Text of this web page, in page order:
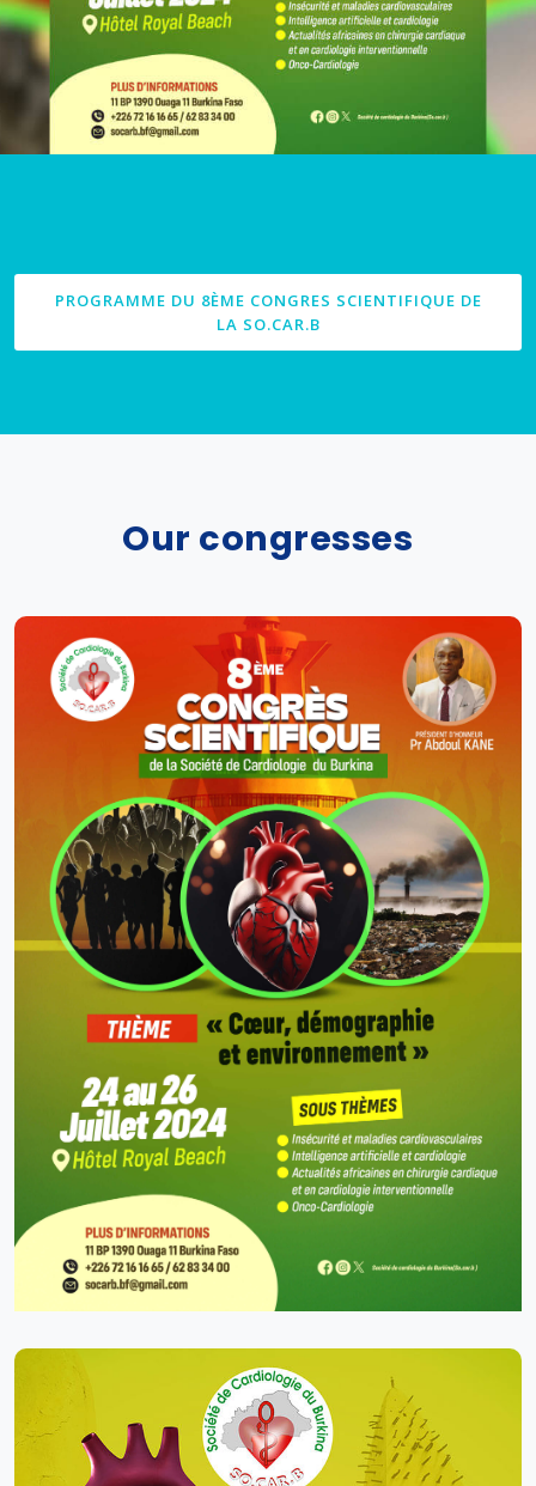
PROGRAMME DU 8ÈME CONGRES SCIENTIFIQUE DE
LA SO.CAR.B
Our congresses